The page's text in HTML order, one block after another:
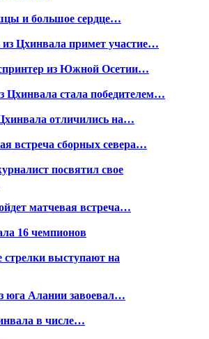
и большое сердце…
Цхинвала примет участие…
из Южной Осетии…
Цхинвала стала победителем…
отличились на…
встреча сборных севера…
посвятил свое
матчевая встреча…
16 чемпионов
стрелки выступают на
юга Алании завоевал…
в числе…